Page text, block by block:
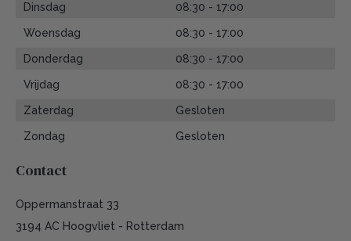
Dinsdag 08:30 - 17:00
Woensdag 08:30 - 17:00
Donderdag 08:30 - 17:00
Vrijdag 08:30 - 17:00
Zaterdag Gesloten
Zondag Gesloten
Contact
Oppermanstraat 33
3194 AC Hoogvliet - Rotterdam